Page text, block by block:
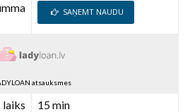
SAŅEMT NAUDU
atsauksmes
laiks
15 min